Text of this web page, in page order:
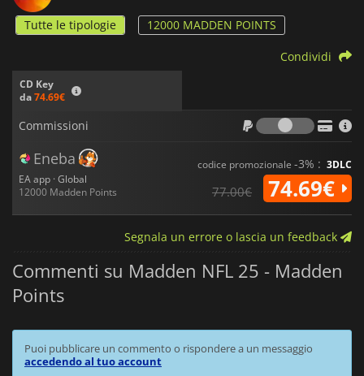
Tutte le tipologie 12000 MADDEN POINTS
CD Key
da74.69€
Condividi
Commissioni
Eneba
EA app · Global
12000 Madden Points
codice promozionale -3% : 3DLC
77.00€ 74.69€
Segnala un errore o lascia un feedback
Commenti su Madden NFL 25 - Madden
Points
Puoi pubblicare un commento o rispondere a un messaggio
accedendo al tuo account